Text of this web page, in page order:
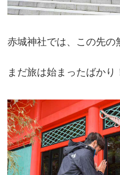
赤城神社では、この先の
まだ旅は始まったばかり